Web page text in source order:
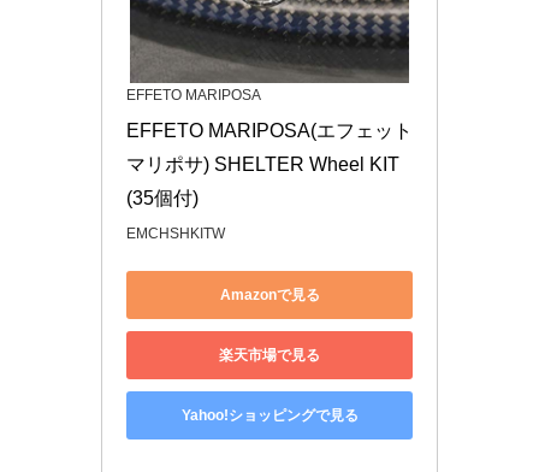
EFFETO MARIPOSA
EFFETO MARIPOSA(エフェット
マリポサ) SHELTER Wheel KIT
(35個付)
EMCHSHKITW
Amazonで見る
楽天市場で見る
Yahoo!ショッピングで見る